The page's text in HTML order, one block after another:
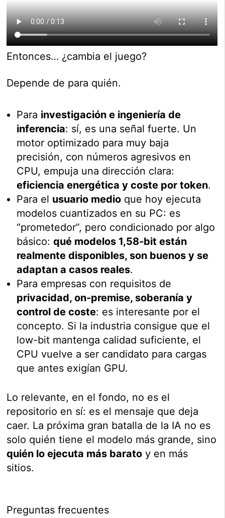
Entonces… ¿cambia el juego?
Depende de para quién.
Para investigación e ingeniería de
inferencia: sí, es una señal fuerte. Un
motor optimizado para muy baja
precisión, con números agresivos en
CPU, empuja una dirección clara:
eficiencia energética y coste por token.
Para el usuario medio que hoy ejecuta
modelos cuantizados en su PC: es
“prometedor”, pero condicionado por algo
básico:qué modelos 1,58-bit están
realmente disponibles, son buenos y se
adaptan a casos reales.
Para empresas con requisitos de
privacidad, on-premise, soberanía y
control de coste: es interesante por el
concepto. Si la industria consigue que el
low-bit mantenga calidad suficiente, el
CPU vuelve a ser candidato para cargas
que antes exigían GPU.
Lo relevante, en el fondo, no es el
repositorio en sí: es el mensaje que deja
caer. La próxima gran batalla de la IA no es
solo quién tiene el modelo más grande, sino
quién lo ejecuta más barato y en más
sitios.
Preguntas frecuentes